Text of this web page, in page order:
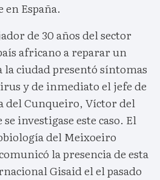
en España.
de 30 años del sector
africano a reparar un
la ciudad presentó síntomas
y de inmediato el jefe de
del Cunqueiro, Víctor del
investigase este caso. El
del Meixoeiro
la presencia de esta
Gisaid el el pasado